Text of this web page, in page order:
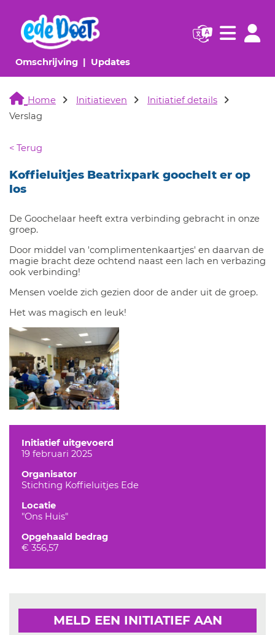
Omschrijving(huidige pagina)
Updates(huidige pagina)
Navigatie
Home Initiatieven
Initiatief details
Verslag
< Terug
Koffieluitjes Beatrixpark goochelt er op
los
De Goochelaar heeft extra verbinding gebracht in onze
groep.
Door middel van 'complimentenkaartjes' en daarvan de
magie bracht deze ochtend naast een lach en verbazing
ook verbinding!
Mensen voelde zich gezien door de ander uit de groep.
Het was magisch en leuk!
Initiatief uitgevoerd
19 februari 2025
Organisator
Stichting Koffieluitjes Ede
Locatie
"Ons Huis"
Opgehaald bedrag
€ 356,57
MELD EEN INITIATIEF AAN